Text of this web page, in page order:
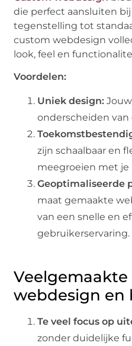
die perfect aansluiten
tegenstelling tot
custom webdesign
look, feel en
Voordelen:
Uniek design:
onderscheiden
zijn schaalbaar en
meegroeien met je
Geoptimaliseerde
maat gemaakte
van een snelle en
gebruikerservaring.
webdesign en
Te veel focus op
zonder duidelijke